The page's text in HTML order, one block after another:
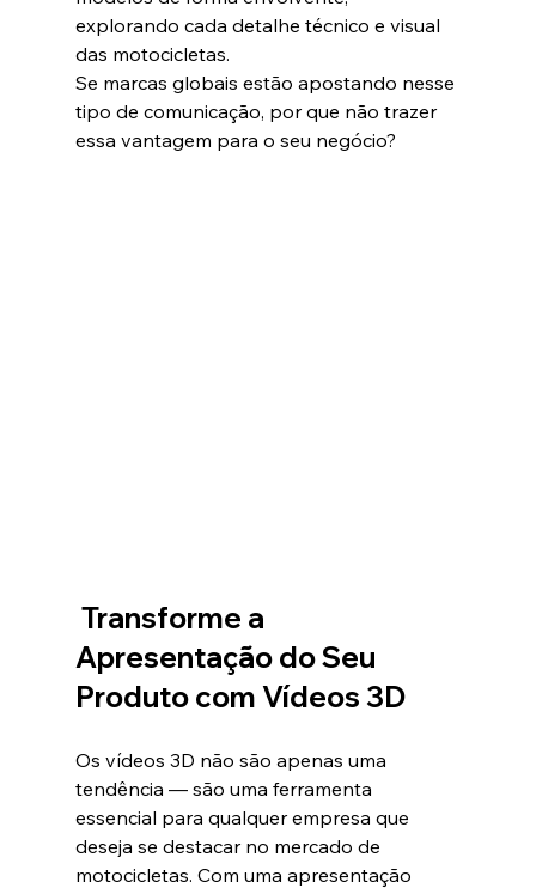
explorando cada detalhe técnico e visual
das motocicletas.
Se marcas globais estão apostando nesse
tipo de comunicação, por que não trazer
essa vantagem para o seu negócio?
Transforme a
Apresentação do Seu
Produto com Vídeos 3D
Os vídeos 3D não são apenas uma
tendência — são uma ferramenta
essencial para qualquer empresa que
deseja se destacar no mercado de
motocicletas. Com uma apresentação